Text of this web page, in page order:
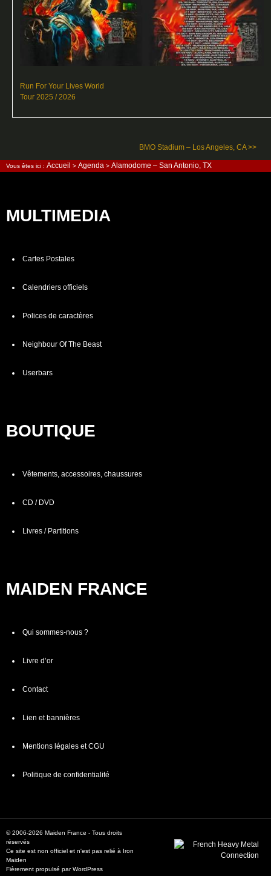
Run For Your Lives World
Tour 2025 / 2026
BMO Stadium – Los Angeles, CA >>
Vous êtes ici : Accueil > Agenda > Alamodome – San Antonio, TX
MULTIMEDIA
Cartes Postales
Calendriers officiels
Polices de caractères
Neighbour Of The Beast
Userbars
BOUTIQUE
Vêtements, accessoires, chaussures
CD / DVD
Livres / Partitions
MAIDEN FRANCE
Qui sommes-nous ?
Livre d’or
Contact
Lien et bannières
Mentions légales et CGU
Politique de confidentialité
© 2006-2026 Maiden France - Tous droits
réservés
Ce site est non officiel et n'est pas relié à Iron
Maiden
Fièrement propulsé par WordPress